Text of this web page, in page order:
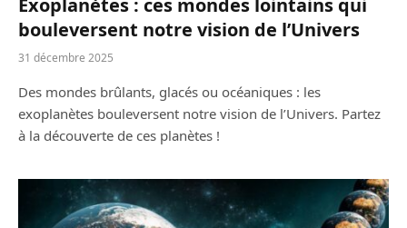
bouleversent notre vision de l’Univers
31 décembre 2025
Des mondes brûlants, glacés ou océaniques : les
exoplanètes bouleversent notre vision de l’Univers. Partez
à la découverte de ces planètes !